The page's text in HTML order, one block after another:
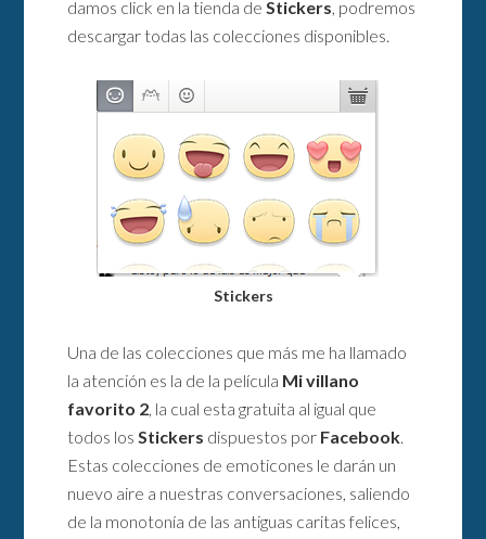
damos click en la tienda de Stickers , podremos
descargar todas las colecciones disponibles.
Stickers
Una de las colecciones que más me ha llamado
la atención es la de la película Mi villano
favorito 2 , la cual esta gratuita al igual que
todos los Stickers dispuestos por Facebook
Estas colecciones de emoticones le darán un
nuevo aire a nuestras conversaciones, saliendo
de la monotonía de las antiguas caritas felices,